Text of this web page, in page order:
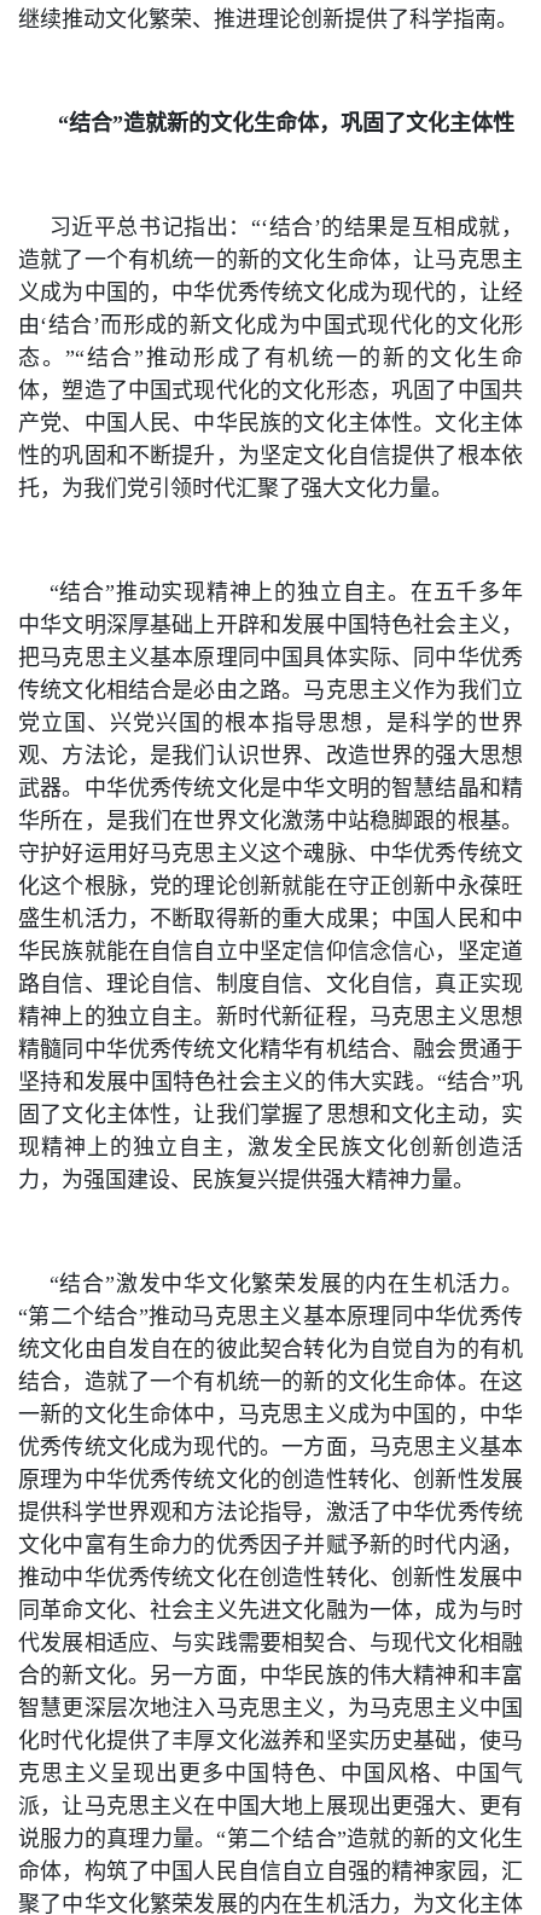
继续推动文化繁荣、推进理论创新提供了科学指南。
“结合”造就新的文化生命体，巩固了文化主体性
习近平总书记指出：“‘结合’的结果是互相成就，
造就了一个有机统一的新的文化生命体，让马克思主
义成为中国的，中华优秀传统文化成为现代的，让经
由‘结合’而形成的新文化成为中国式现代化的文化形
态。”“结合”推动形成了有机统一的新的文化生命
体，塑造了中国式现代化的文化形态，巩固了中国共
产党、中国人民、中华民族的文化主体性。文化主体
性的巩固和不断提升，为坚定文化自信提供了根本依
托，为我们党引领时代汇聚了强大文化力量。
“结合”推动实现精神上的独立自主。在五千多年
中华文明深厚基础上开辟和发展中国特色社会主义，
把马克思主义基本原理同中国具体实际、同中华优秀
传统文化相结合是必由之路。马克思主义作为我们立
党立国、兴党兴国的根本指导思想，是科学的世界
观、方法论，是我们认识世界、改造世界的强大思想
武器。中华优秀传统文化是中华文明的智慧结晶和精
华所在，是我们在世界文化激荡中站稳脚跟的根基。
守护好运用好马克思主义这个魂脉、中华优秀传统文
化这个根脉，党的理论创新就能在守正创新中永葆旺
盛生机活力，不断取得新的重大成果；中国人民和中
华民族就能在自信自立中坚定信仰信念信心，坚定道
路自信、理论自信、制度自信、文化自信，真正实现
精神上的独立自主。新时代新征程，马克思主义思想
精髓同中华优秀传统文化精华有机结合、融会贯通于
坚持和发展中国特色社会主义的伟大实践。“结合”巩
固了文化主体性，让我们掌握了思想和文化主动，实
现精神上的独立自主，激发全民族文化创新创造活
力，为强国建设、民族复兴提供强大精神力量。
“结合”激发中华文化繁荣发展的内在生机活力。
“第二个结合”推动马克思主义基本原理同中华优秀传
统文化由自发自在的彼此契合转化为自觉自为的有机
结合，造就了一个有机统一的新的文化生命体。在这
一新的文化生命体中，马克思主义成为中国的，中华
优秀传统文化成为现代的。一方面，马克思主义基本
原理为中华优秀传统文化的创造性转化、创新性发展
提供科学世界观和方法论指导，激活了中华优秀传统
文化中富有生命力的优秀因子并赋予新的时代内涵，
推动中华优秀传统文化在创造性转化、创新性发展中
同革命文化、社会主义先进文化融为一体，成为与时
代发展相适应、与实践需要相契合、与现代文化相融
合的新文化。另一方面，中华民族的伟大精神和丰富
智慧更深层次地注入马克思主义，为马克思主义中国
化时代化提供了丰厚文化滋养和坚实历史基础，使马
克思主义呈现出更多中国特色、中国风格、中国气
派，让马克思主义在中国大地上展现出更强大、更有
说服力的真理力量。“第二个结合”造就的新的文化生
命体，构筑了中国人民自信自立自强的精神家园，汇
聚了中华文化繁荣发展的内在生机活力，为文化主体